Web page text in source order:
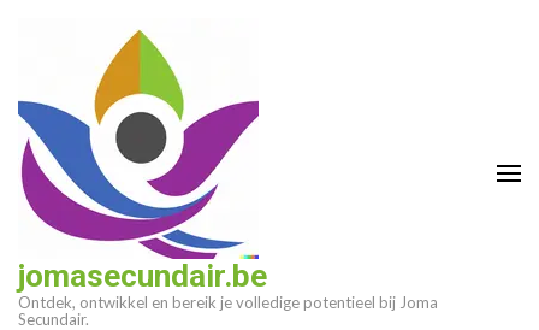
(druk
enter)
jomasecundair.be
Ontdek, ontwikkel en bereik je volledige potentieel bij Joma
Secundair.